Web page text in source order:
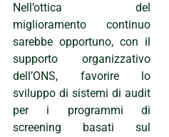
Nell’ottica del
miglioramento continuo
sarebbe opportuno, con il
supporto organizzativo
dell’ONS, favorire lo
sviluppo di sistemi di audit
per i programmi di
screening basati sul